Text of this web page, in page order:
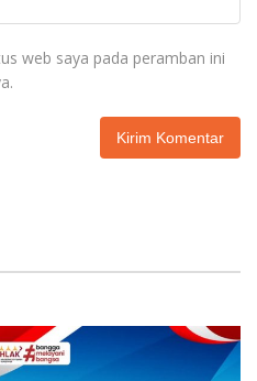
web saya pada peramban ini